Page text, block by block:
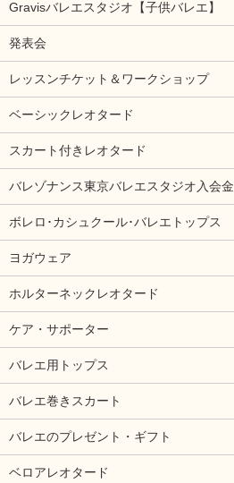
Gravisバレエスタジオ【子供バレエ】
発表会
レッスンチケット＆ワークショップ
ベーシックレオタード
スカート付きレオタード
バレゾナンス東京バレエスタジオ入会金
ボレロ･カシュクール･バレエトップス
ヨガウェア
ホルターネックレオタード
ケア・サポーター
バレエ用トップス
バレエ巻きスカート
バレエのプレゼント・ギフト
ベロアレオタード